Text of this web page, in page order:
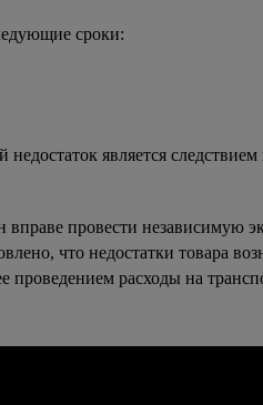
сроки:
является
провести независимую
что недостатки товара
проведением расходы на